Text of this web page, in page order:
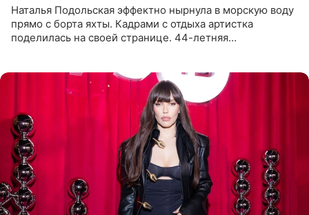
Наталья Подольская эффектно нырнула в морскую воду
прямо с борта яхты. Кадрами с отдыха артистка
поделилась на своей странице. 44-летняя